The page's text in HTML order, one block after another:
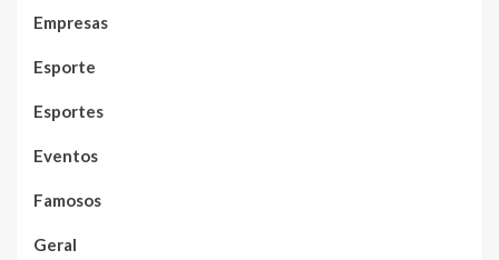
Empresas
Esporte
Esportes
Eventos
Famosos
Geral